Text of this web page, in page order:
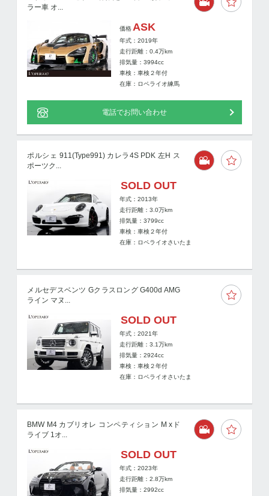
ラー車 オ...
価格 ASK
年式：2019年
走行距離：0.4万km
排気量：3994cc
車検：車検２年付
在庫：ロペライオ練馬
電話でお問い合わせ
ポルシェ 911(Type991) カレラ4S PDK 左H ス
ポーツク...
SOLD OUT
年式：2013年
走行距離：3.0万km
排気量：3799cc
車検：車検２年付
在庫：ロペライオさいたま
メルセデスベンツ Gクラスロング G400d AMG
ライン マヌ...
SOLD OUT
年式：2021年
走行距離：3.1万km
排気量：2924cc
車検：車検２年付
在庫：ロペライオさいたま
BMW M4 カブリオレ コンペティション M xド
ライブ 1オ...
SOLD OUT
年式：2023年
走行距離：2.8万km
排気量：2992cc